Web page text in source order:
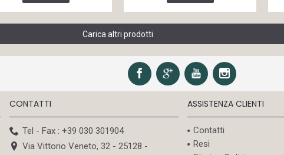
Carica altri prodotti
CONTATTI
Tel - Fax : +39 030 301904
Via Vittorio Veneto, 32 - 25128 -
ASSISTENZA CLIENTI
Contatti
Resi